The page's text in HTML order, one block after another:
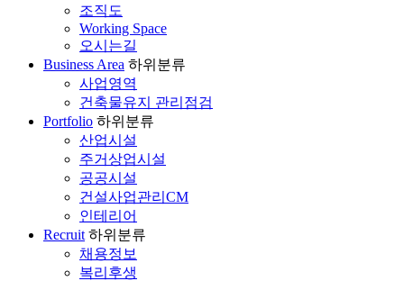
조직도
Working Space
오시는길
Business Area 하위분류
사업영역
건축물유지 관리점검
Portfolio 하위분류
산업시설
주거상업시설
공공시설
건설사업관리CM
인테리어
Recruit 하위분류
채용정보
복리후생